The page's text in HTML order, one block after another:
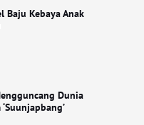
Baju Kebaya Anak
Dunia